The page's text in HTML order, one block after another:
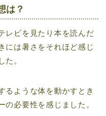
は？
レビを見たり本を読んだ
には暑さをそれほど感じ
た。
るような体を動かすとき
の必要性を感じました。